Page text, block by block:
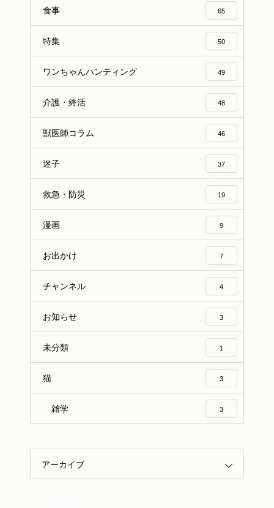
食事 65
特集 50
ワンちゃんハンティング 49
介護・終活 48
獣医師コラム 46
迷子 37
救急・防災 19
漫画 9
お出かけ 7
チャンネル 4
お知らせ 3
未分類 1
猫 3
雑学 3
アーカイブ